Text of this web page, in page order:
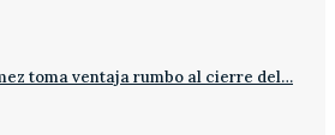
toma ventaja rumbo al cierre del…